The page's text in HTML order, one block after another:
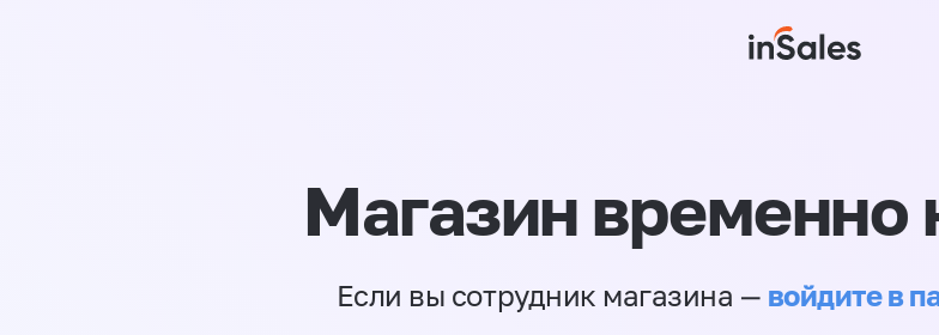
Магазин временно
Если вы сотрудник магазина — войдите в